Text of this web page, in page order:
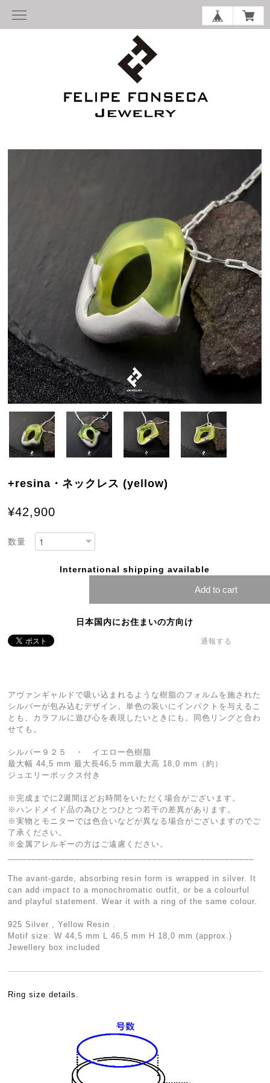
+resina・ネックレス (yellow)
¥42,900
数量
International shipping available
Add to cart
日本国内にお住まいの方向け
通報する
アヴァンギャルドで吸い込まれるような樹脂のフォルムを施された
シルバーが包み込むデザイン。単色の装いにインパクトを与えるこ
とも、カラフルに遊び心を表現したいときにも。同色リングと合わ
せても。
シルバー９２５ ・ イエロー色樹脂
最大幅 44,5 mm 最大長46,5 mm最大高 18,0 mm（約）
ジュエリーボックス付き
※完成までに2週間ほどお時間をいただく場合がございます。
※ハンドメイド品の為ひとつひとつ若干の差異があります。
※実物とモニターでは色合いなどが異なる場合がございますのでご
了承ください。
※金属アレルギーの方はご遠慮ください。
The avant-garde, absorbing resin form is wrapped in silver. It
can add impact to a monochromatic outfit, or be a colourful
and playful statement. Wear it with a ring of the same colour.
925 Silver , Yellow Resin .
Motif size: W 44,5 mm L 46,5 mm H 18,0 mm (approx.)
Jewellery box included
Ring size details.